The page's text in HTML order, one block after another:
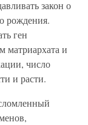
закон о
рождения.
ген
матриархата и
число
и расти.